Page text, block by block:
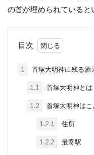
の首が埋められていると
目次
1 首塚大明神に残る酒
1.1 首塚大明神とは
1.2 首塚大明神は
1.2.1 住所
1.2.2 最寄駅